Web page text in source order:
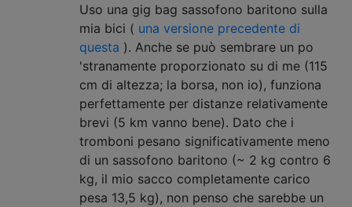
Uso una gig bag sassofono baritono sulla
mia bici ( una versione precedente di
questa ). Anche se può sembrare un po
'stranamente proporzionato su di me (115
cm di altezza; la borsa, non io), funziona
perfettamente per distanze relativamente
brevi (5 km vanno bene). Dato che i
tromboni pesano significativamente meno
di un sassofono baritono (~ 2 kg contro 6
kg, il mio sacco completamente carico
pesa 13,5 kg), non penso che sarebbe un